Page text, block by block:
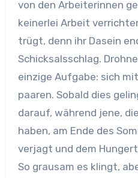
von den Arbeiterinnen
keinerlei Arbeit
trügt, denn ihr Dasein
Schicksalsschlag.
einzige Aufgabe: sich
paaren. Sobald dies
darauf, während jene,
haben, am Ende des
verjagt und dem
So grausam es klingt,